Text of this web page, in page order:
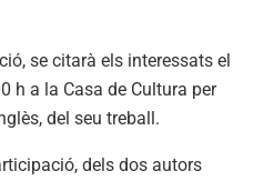
se citarà els interessats el
h a la Casa de Cultura per
del seu treball.
dels dos autors